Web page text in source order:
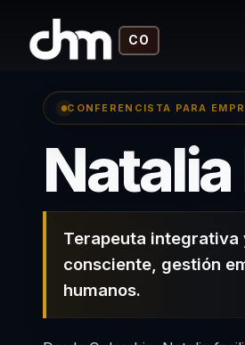
CO
CONFERENCISTA PARA
Terapeuta
consciente, gestión
humanos.